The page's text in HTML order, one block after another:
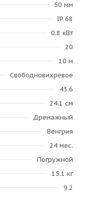
50 мм
IP 68
0.8 кВт
20
10 м
Свободновихревое
43.6
24.1 см
Дренажный
Венгрия
24 мес.
Погружной
15.1 кг
9.2